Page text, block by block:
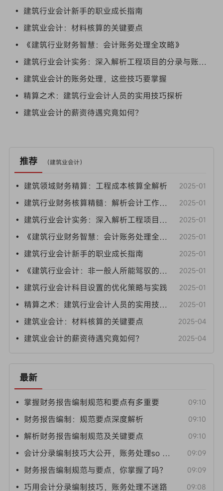
• 建筑行业会计新手的职业成长指南
• 建筑业会计：材料核算的关键要点
• 《建筑行业财务智慧：会计账务处理全攻略》
• 建筑行业会计实务：深入解析工程项目的分录与账务处理
• 建筑业会计的账务处理，这些技巧要掌握
• 精算之术：建筑行业会计人员的实用技巧探析
• 建筑业会计的薪资待遇究竟如何？
推荐 （建筑业会计）
• 建筑领域财务精算：工程成本核算全解析 2025-01
• 建筑行业财务核算精髓：解析会计工作要点 2025-01
• 建筑行业会计实务：深入解析工程项目的分录与账务处理 2025-01
• 《建筑行业财务智慧：会计账务处理全攻略》 2025-01
• 建筑行业会计新手的职业成长指南 2025-01
• 《建筑行业会计：非一般人所能驾驭的职场高手》 2025-01
• 建筑行业会计科目设置的优化策略与实践 2025-01
• 精算之术：建筑行业会计人员的实用技巧探析 2025-01
• 建筑业会计：材料核算的关键要点 2025-04
• 建筑业会计的薪资待遇究竟如何？ 2025-04
最新
• 掌握财务报告编制规范和要点有多重要 09:10
• 财务报告编制：规范要点深度解析 09:10
• 解析财务报告编制规范及关键要点 09:10
• 会计分录编制技巧大公开，账务处理so easy 09:09
• 财务报告编制规范与要点，你掌握了吗？ 09:09
• 巧用会计分录编制技巧，账务处理不迷路 09:08